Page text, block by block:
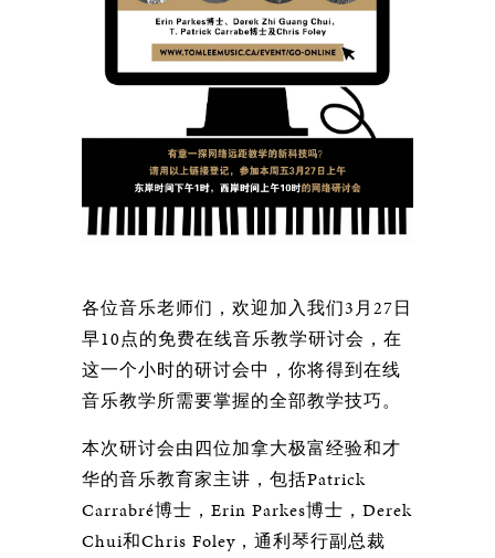
各位音乐老师们，欢迎加入我们3月27日
早10点的免费在线音乐教学研讨会，在
这一个小时的研讨会中，你将得到在线
音乐教学所需要掌握的全部教学技巧。
本次研讨会由四位加拿大极富经验和才
华的音乐教育家主讲，包括Patrick
Carrabré博士，Erin Parkes博士，Derek
Chui和Chris Foley，通利琴行副总裁